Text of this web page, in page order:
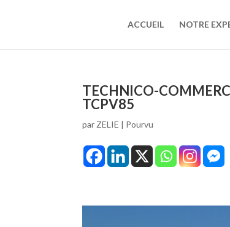
ACCUEIL NOTRE
TECHNICO-
TCPV85
par ZELIE | Pourvu